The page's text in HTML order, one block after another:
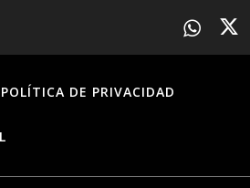
POLÍTICA DE PRIVACIDAD